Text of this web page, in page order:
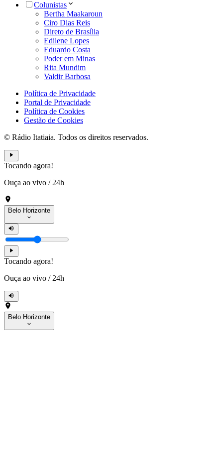
Colunistas
Bertha Maakaroun
Ciro Dias Reis
Direto de Brasília
Edilene Lopes
Eduardo Costa
Poder em Minas
Rita Mundim
Valdir Barbosa
Política de Privacidade
Portal de Privacidade
Política de Cookies
Gestão de Cookies
© Rádio Itatiaia. Todos os direitos reservados.
Tocando agora!
Ouça ao vivo / 24h
Belo Horizonte
Tocando agora!
Ouça ao vivo / 24h
Belo Horizonte